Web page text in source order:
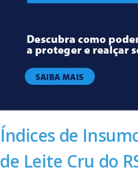
Índices de
de Leite Cru do